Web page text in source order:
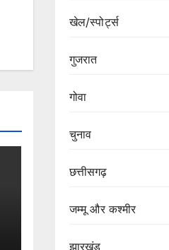
खेल/स्पोर्ट्स
गुजरात
गोवा
चुनाव
छत्तीसगढ़
जम्मू और कश्मीर
झारखंड